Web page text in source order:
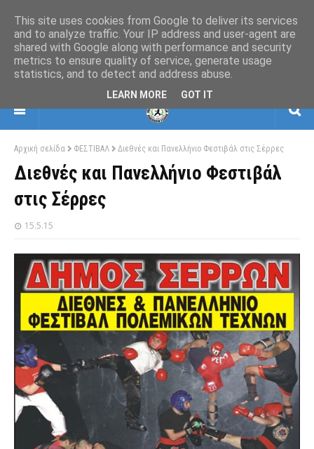
ΕΛΛΗΝΙΚΗ ΟΜΟΣΠΟΝΔΙΑ ΠΟΛΕΜΙΚΩΝ
ΤΕΧΝΩΝ
ΒΗΜΑΤΙΣΜΩΝ-ΣΚΙΑΜΑΧΙΑΣ-ΚΡΟΥΣΕΩΝ
Αρχική σελίδα ΦΕΣΤΙΒΑΛ Διεθνές και Πανελλήνιο Φεστιβάλ στις Σέρρες
Διεθνές και Πανελλήνιο Φεστιβάλ
στις Σέρρες
15.5.15
This site uses cookies from Google to deliver its services
and to analyze traffic. Your IP address and user-agent are
shared with Google along with performance and security
metrics to ensure quality of service, generate usage
statistics, and to detect and address abuse.
LEARN MORE GOT IT